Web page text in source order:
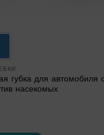
губка для автомобиля
насекомых